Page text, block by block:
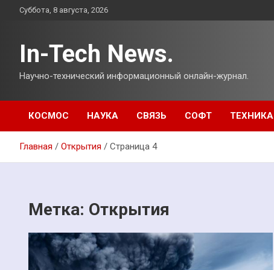
ПерейтиСуббота, 8 августа, 2026
In-Tech News.
Научно-технический информационный онлайн-журнал.
КОСМОС НАУКА СВЯЗЬ СОФТ ТЕХНИКА
Главная Открытия Страница 4
Метка: Открытия